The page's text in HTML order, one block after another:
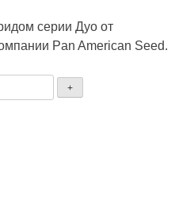
серии Дуо от
Pan American Seed.
+